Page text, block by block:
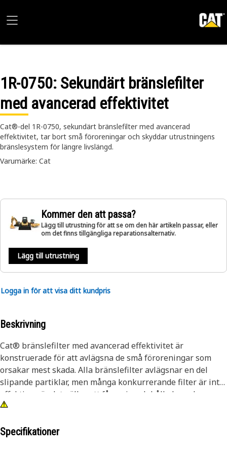
1R-0750: Sekundärt bränslefilter
med avancerad effektivitet
Cat®-del 1R-0750, sekundärt bränslefilter med avancerad
effektivitet, tar bort små föroreningar och skyddar utrustningens
bränslesystem för längre livslängd.
Varumärke: Cat
Kommer den att passa?
Lägg till utrustning för att se om den här artikeln passar, eller
om det finns tillgängliga reparationsalternativ.
Lägg till utrustning
Logga in för att visa ditt kundpris
Beskrivning
Cat® bränslefilter med avancerad effektivitet är
konstruerade för att avlägsna de små föroreningar som
orsakar mest skada. Alla bränslefilter avlägsnar en del
slipande partiklar, men många konkurrerande filter är inte
effektiva när det gäller att fånga in och hålla kvar de
partiklar som är mest skadliga för känsliga
Cats® bränslefilter ger överlägset skydd. Se testresultaten
Specifikationer